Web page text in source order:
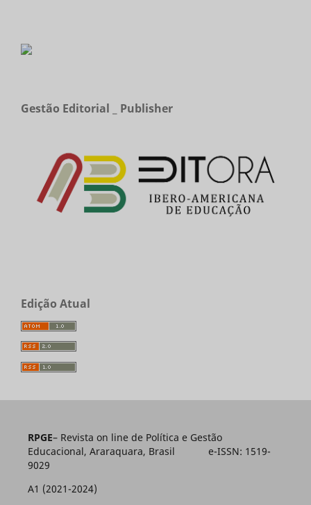
Gestão Editorial _ Publisher
Edição Atual
RPGE– Revista on line de Política e Gestão
Educacional, Araraquara, Brasil e-ISSN: 1519-
9029
A1 (2021-2024)